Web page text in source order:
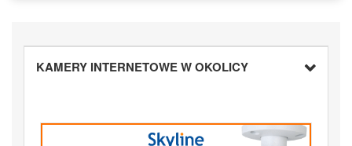
KAMERY INTERNETOWE W OKOLICY